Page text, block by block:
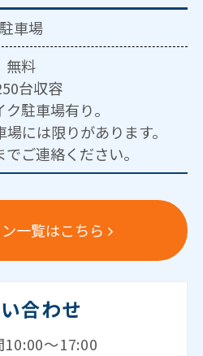
駐車場
無料
台収容
駐車場有り。
には限りがあります。
ご連絡ください。
一覧はこちら
合わせ
10:00～17:00